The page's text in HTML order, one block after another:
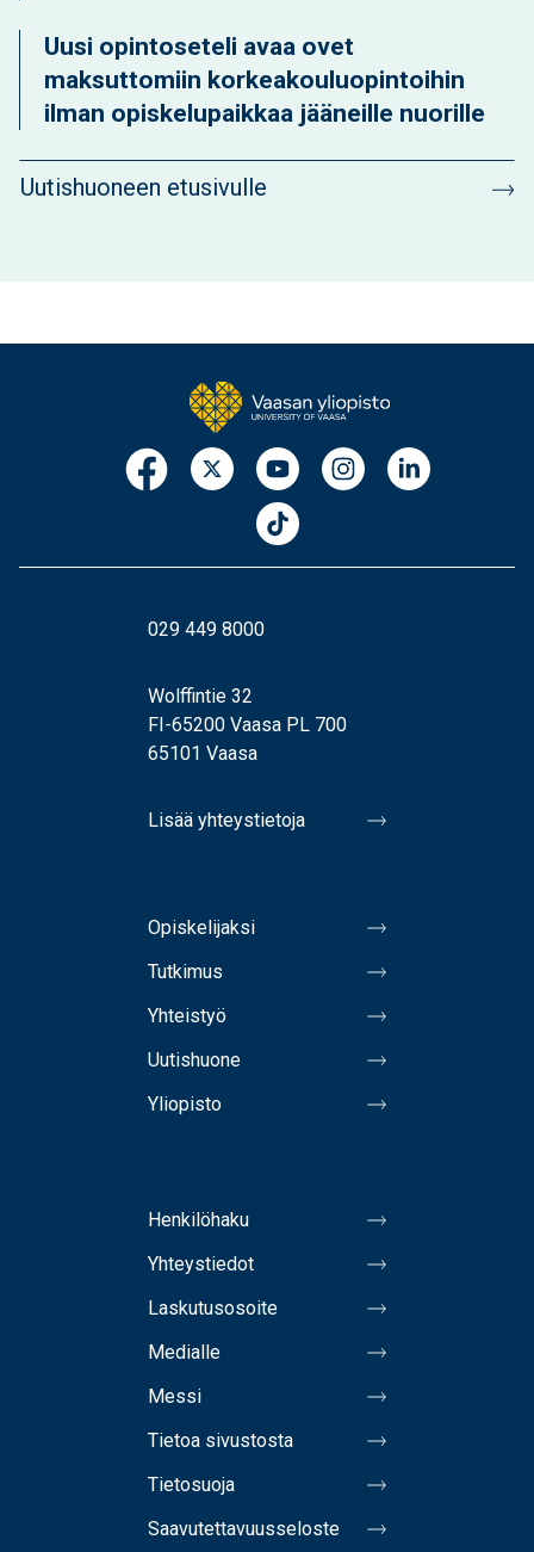
Uusi opintoseteli avaa ovet
maksuttomiin korkeakouluopintoihin
ilman opiskelupaikkaa jääneille nuorille
Uutishuoneen etusivulle
029 449 8000
Wolffintie 32
FI-65200 Vaasa PL 700
65101 Vaasa
Lisää yhteystietoja
Opiskelijaksi
Tutkimus
Yhteistyö
Uutishuone
Yliopisto
Henkilöhaku
Yhteystiedot
Laskutusosoite
Medialle
Messi
Tietoa sivustosta
Tietosuoja
Saavutettavuusseloste